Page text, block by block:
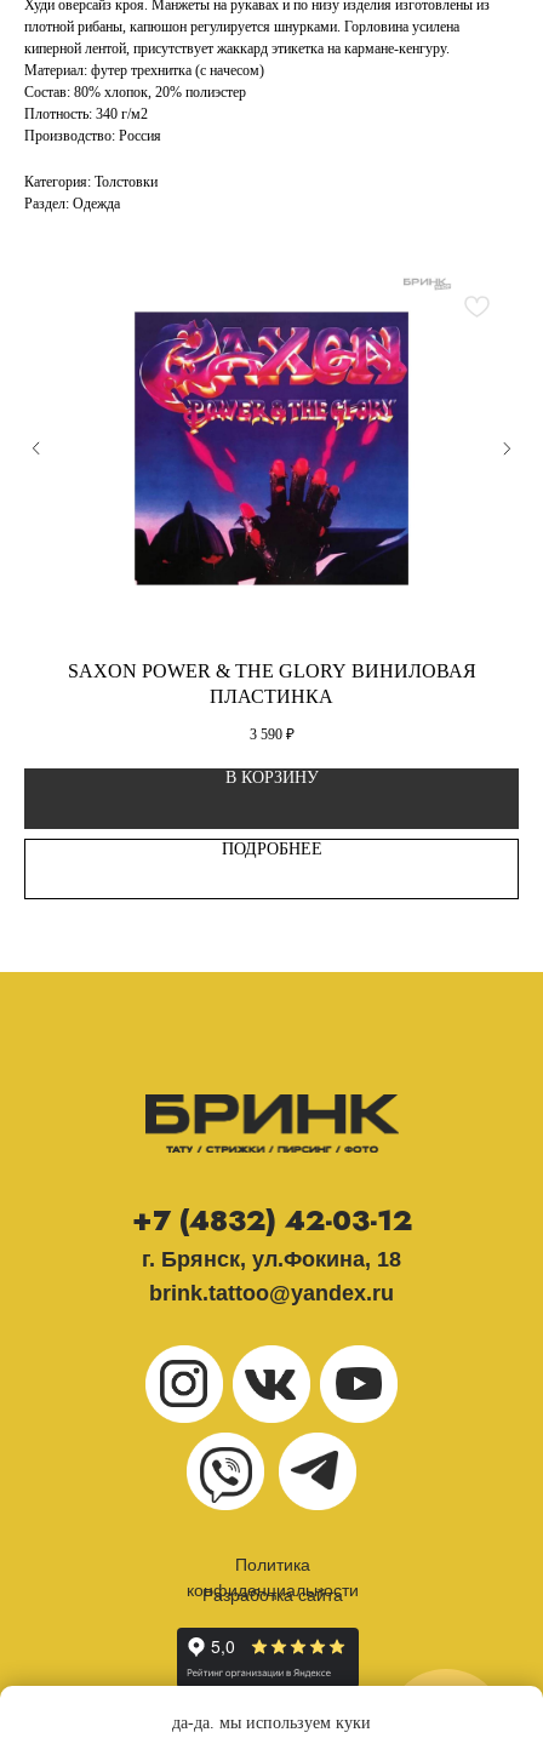
Худи оверсайз кроя. Манжеты на рукавах и по низу изделия изготовлены из
плотной рибаны, капюшон регулируется шнурками. Горловина усилена
киперной лентой, присутствует жаккард этикетка на кармане-кенгуру.
Материал: футер трехнитка (с начесом)
Состав: 80% хлопок, 20% полиэстер
Плотность: 340 г/м2
Производство: Россия
Категория: Толстовки
Раздел: Одежда
SAXON POWER & THE GLORY ВИНИЛОВАЯ
ПЛАСТИНКА
3 590 ₽
В КОРЗИНУ
ПОДРОБНЕЕ
г. Брянск, ул.Фокина, 18
brink.tattoo@yandex.ru
+7 (4832) 42-03-12
Политика
конфиденциальности
Разработка сайта
да-да. мы используем куки